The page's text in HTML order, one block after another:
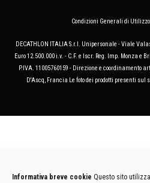
Informativa breve cookie Questo sito
Condizioni Generali di Utilizzo
DECATHLON ITALIA S.r.l. Unipersonale - Viale
Euro 12.500.000 i.v. - C.F. e Iscr. Reg. Imp. Monza e
P.IVA. 11005760159 - Direzione e coordinamento
D'Ascq, Francia Le foto dei prodotti presenti